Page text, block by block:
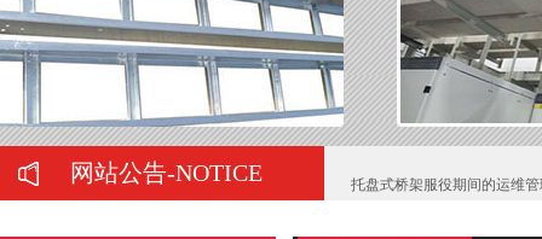
网站公告-NOTICE
弱电工程中常用的桥架有哪
在购买母线槽时有哪些注意
正确选择托盘式桥架需要注